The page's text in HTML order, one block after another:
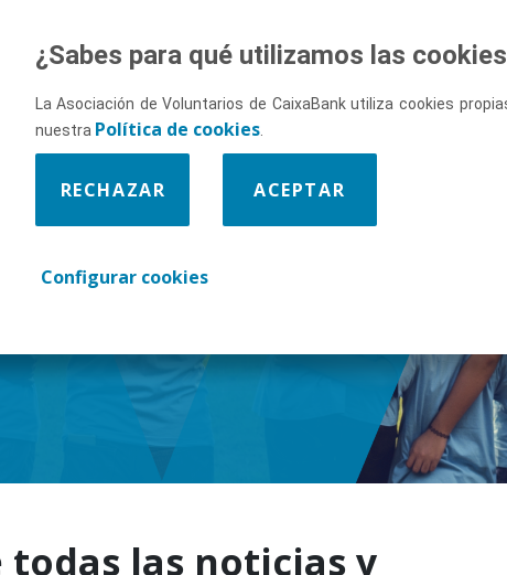
todas las noticias y
¿Sabes para qué utilizamos las
La Asociación de Voluntarios de CaixaBank utiliza cookies
nuestra Política de cookies.
RECHAZAR ACEPTAR
Configurar cookies